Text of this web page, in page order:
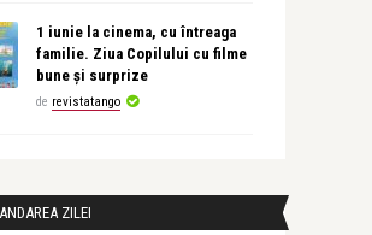
1 iunie la cinema, cu întreaga
familie. Ziua Copilului cu filme
bune și surprize
de revistatango
ZILEI